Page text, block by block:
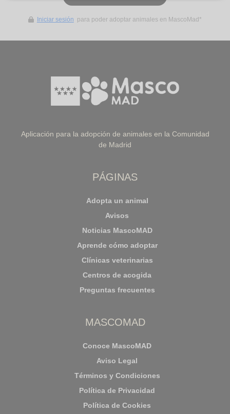
Iniciar sesión para poder adoptar animales en MascoMad*
Aplicación para la adopción de animales en la Comunidad
de Madrid
PÁGINAS
Adopta un animal
Avisos
Noticias MascoMAD
Aprende cómo adoptar
Clínicas veterinarias
Centros de acogida
Preguntas frecuentes
MASCOMAD
Conoce MascoMAD
Aviso Legal
Términos y Condiciones
Política de Privacidad
Política de Cookies